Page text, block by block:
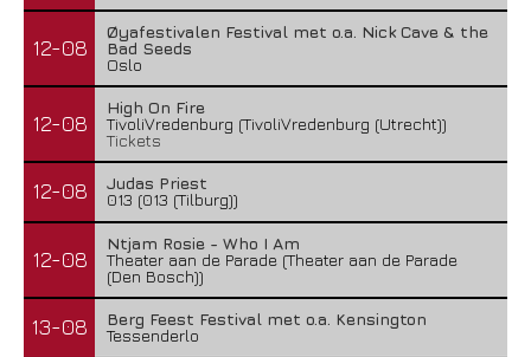
12-08
Øyafestivalen Festival met o.a. Nick Cave & the
Bad Seeds
Oslo
12-08
High On Fire
TivoliVredenburg (TivoliVredenburg (Utrecht))
Tickets
12-08
Judas Priest
013 (013 (Tilburg))
12-08
Ntjam Rosie - Who I Am
Theater aan de Parade (Theater aan de Parade
(Den Bosch))
13-08
Berg Feest Festival met o.a. Kensington
Tessenderlo